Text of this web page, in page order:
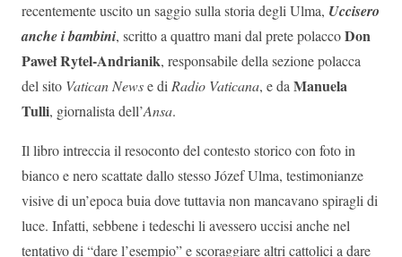
recentemente uscito un saggio sulla storia degli Ulma, Uccisero
anche i bambini, scritto a quattro mani dal prete polaccoDon
Paweł Rytel-Andrianik, responsabile della sezione polacca
del sito Vatican Newse diRadio Vaticana, e daManuela
Tulli, giornalista dell’Ansa.
Il libro intreccia il resoconto del contesto storico con foto in
bianco e nero scattate dallo stesso Józef Ulma, testimonianze
visive di un’epoca buia dove tuttavia non mancavano spiragli di
luce. Infatti, sebbene i tedeschi li avessero uccisi anche nel
tentativo di “dare l’esempio” e scoraggiare altri cattolici a dare